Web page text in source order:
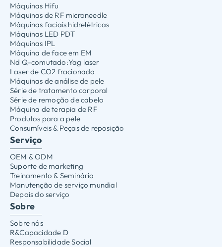
Máquinas Hifu
Máquinas de RF microneedle
Máquinas faciais hidrelétricas
Máquinas LED PDT
Máquinas IPL
Máquina de face em EM
Nd Q-comutado:Yag laser
Laser de CO2 fracionado
Máquinas de análise de pele
Série de tratamento corporal
Série de remoção de cabelo
Máquina de terapia de RF
Produtos para a pele
Consumíveis & Peças de reposição
Serviço
OEM & ODM
Suporte de marketing
Treinamento & Seminário
Manutenção de serviço mundial
Depois do serviço
Sobre
Sobre nós
R&Capacidade D
Responsabilidade Social